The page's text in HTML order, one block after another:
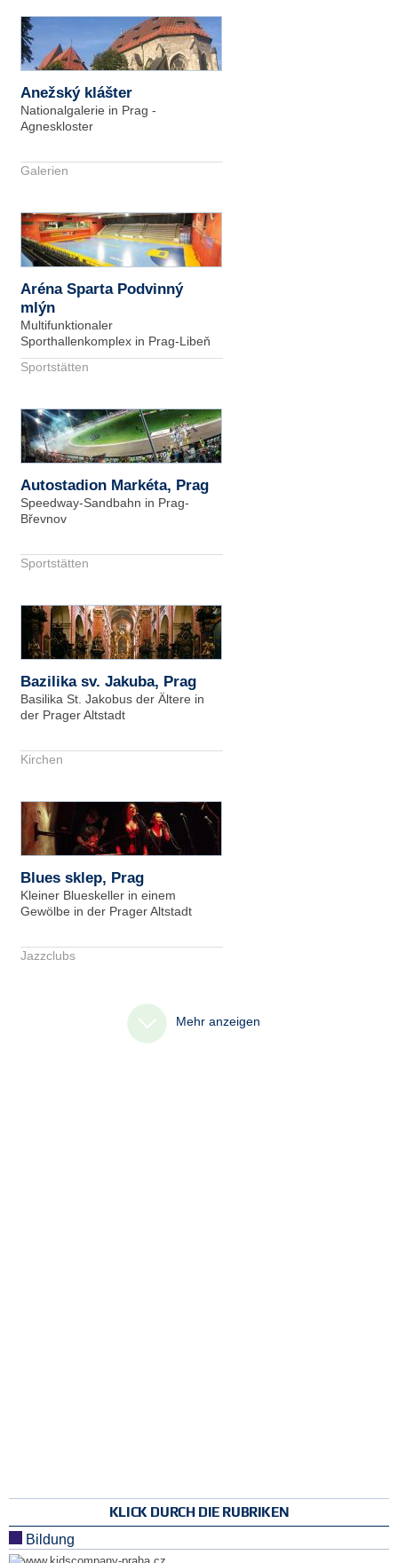
Anežský klášter
Nationalgalerie in Prag -
Agneskloster
Galerien
Aréna Sparta Podvinný
mlýn
Multifunktionaler
Sporthallenkomplex in Prag-Libeň
Sportstätten
Autostadion Markéta, Prag
Speedway-Sandbahn in Prag-
Břevnov
Sportstätten
Bazilika sv. Jakuba, Prag
Basilika St. Jakobus der Ältere in
der Prager Altstadt
Kirchen
Blues sklep, Prag
Kleiner Blueskeller in einem
Gewölbe in der Prager Altstadt
Jazzclubs
Mehr anzeigen
KLICK DURCH DIE RUBRIKEN
Bildung